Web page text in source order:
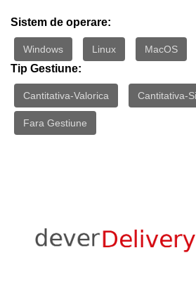
Sistem de operare:
Windows Linux MacOS
Tip Gestiune:
Cantitativa-Valorica Cantitativa-
Fara Gestiune